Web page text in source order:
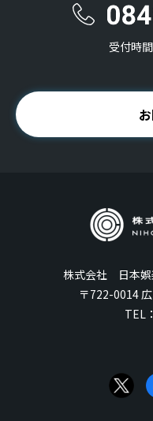
受付時
株式会社 日本娯
〒722-0014
TEL：